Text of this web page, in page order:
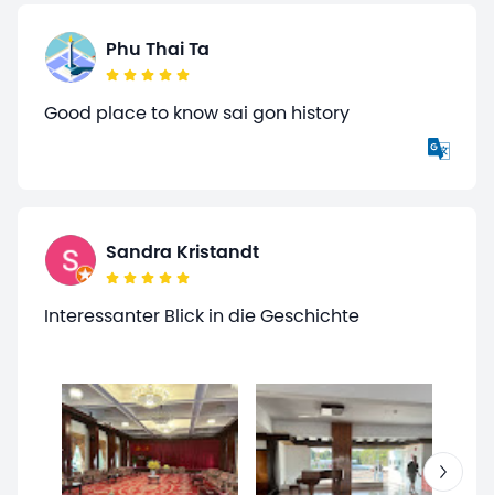
Phu Thai Ta
Good place to know sai gon history
Sandra Kristandt
Interessanter Blick in die Geschichte